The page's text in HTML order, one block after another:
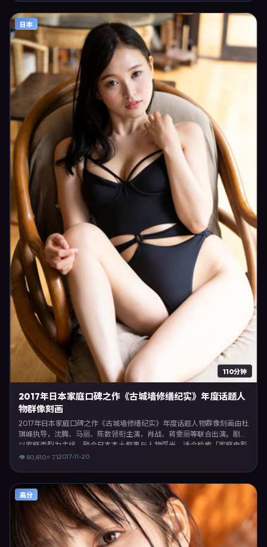
日本
110分钟
2017年日本家庭口碑之作《古城墙修缮纪实》年度话题人
物群像刻画
2017年日本家庭口碑之作《古城墙修缮纪实》年度话题人物群像刻画由杜
琪峰执导，沈腾、马丽、陈数领衔主演，肖战、蒋雯丽等联合出演。剧情
以家庭类型为主线，融合日本本土叙事与人物弧光，适合检索「家庭电影
日本 杜琪峰 沈腾」等关键词的观众。2017年11月20日于日本主流院线上
👁 80,810⭐ 7.12017-11-20
高分